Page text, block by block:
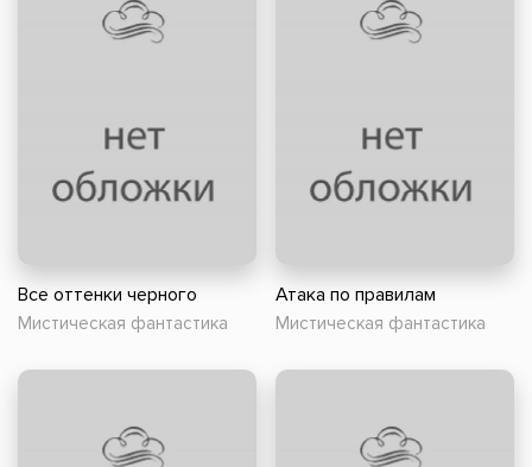
Все оттенки черного
Мистическая фантастика
Атака по правилам
Мистическая фантастика